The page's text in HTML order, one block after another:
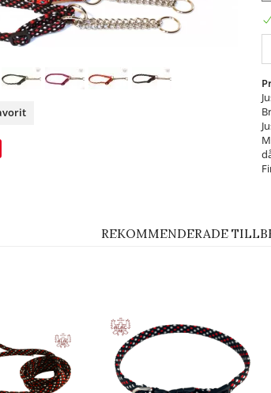
REKOMMENDERADE